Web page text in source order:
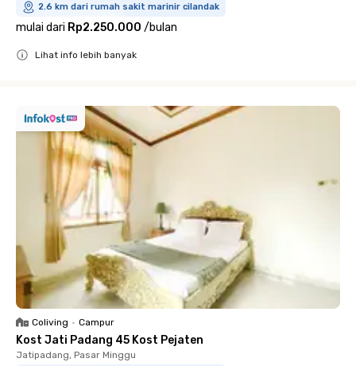
2.6 km dari rumah sakit marinir cilandak
mulai dari Rp2.250.000 /bulan
Lihat info lebih banyak
Coliving • Campur
Kost Jati Padang 45 Kost Pejaten
Jatipadang, Pasar Minggu